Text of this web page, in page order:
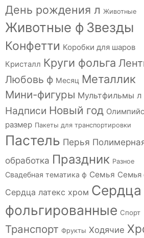
День рождения л Животные
Животные ф Звезды
Конфетти Коробки для шаров
Кристалл Круги фольга
Любовь ф Месяц Металлик
Мини-фигуры Мультфильмы л
Надписи Новый год
размер Пакеты для транспортировки
Пастель Перья
обработка Праздник Разное
Свадебная тематика ф Семья Семья
Сердца латекс хром Сердца
фольгированные Спорт
Транспорт Фрукты Ходячие